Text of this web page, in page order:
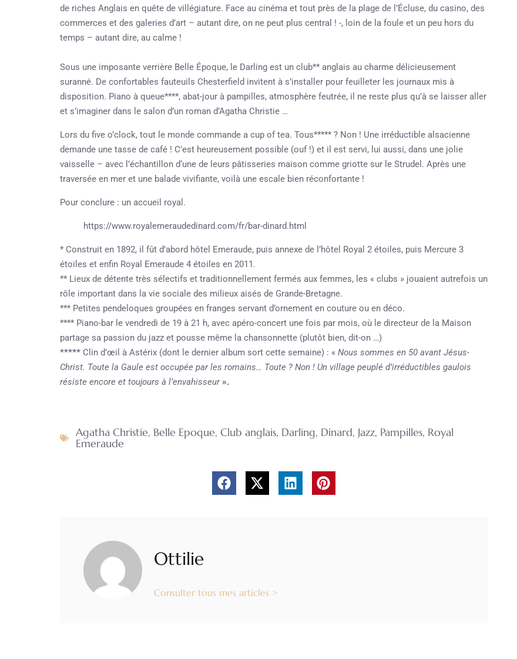
de riches Anglais en quête de villégiature. Face au cinéma et tout près de la plage de l’Écluse, du casino, des
commerces et des galeries d’art – autant dire, on ne peut plus central ! -, loin de la foule et un peu hors du
temps – autant dire, au calme !
Sous une imposante verrière Belle Époque, le Darling est un club** anglais au charme délicieusement
suranné. De confortables fauteuils Chesterfield invitent à s’installer pour feuilleter les journaux mis à
disposition. Piano à queue****, abat-jour à pampilles, atmosphère feutrée, il ne reste plus qu’à se laisser aller
et s’imaginer dans le salon d’un roman d’Agatha Christie …
Lors du five o’clock, tout le monde commande a cup of tea. Tous***** ? Non ! Une irréductible alsacienne
demande une tasse de café ! C’est heureusement possible (ouf !) et il est servi, lui aussi, dans une jolie
vaisselle – avec l’échantillon d‘une de leurs pâtisseries maison comme griotte sur le Strudel. Après une
traversée en mer et une balade vivifiante, voilà une escale bien réconfortante !
Pour conclure : un accueil royal.
https://www.royalemeraudedinard.com/fr/bar-dinard.html
* Construit en 1892, il fût d’abord hôtel Emeraude, puis annexe de l’hôtel Royal 2 étoiles, puis Mercure 3
étoiles et enfin Royal Emeraude 4 étoiles en 2011.
** Lieux de détente très sélectifs et traditionnellement fermés aux femmes, les « clubs » jouaient autrefois un
rôle important dans la vie sociale des milieux aisés de Grande-Bretagne.
*** Petites pendeloques groupées en franges servant d’ornement en couture ou en déco.
**** Piano-bar le vendredi de 19 à 21 h, avec apéro-concert une fois par mois, où le directeur de la Maison
partage sa passion du jazz et pousse même la chansonnette (plutôt bien, dit-on …)
***** Clin d’œil à Astérix (dont le dernier album sort cette semaine) : « Nous sommes en 50 avant Jésus-
Christ. Toute la Gaule est occupée par les romains… Toute ? Non ! Un village peuplé d’irréductibles gaulois
résiste encore et toujours à l’envahisseur ».
Agatha Christie, Belle Epoque, Club anglais, Darling, Dinard, Jazz, Pampilles, Royal
Emeraude
Ottilie
Consulter tous mes articles >